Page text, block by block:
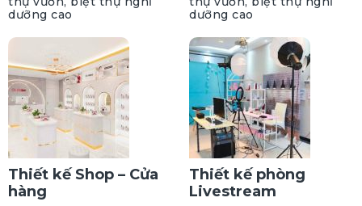
dưỡng cao
dưỡng cao
Thiết kế Shop – Cửa
hàng
Thiết kế phòng
Livestream